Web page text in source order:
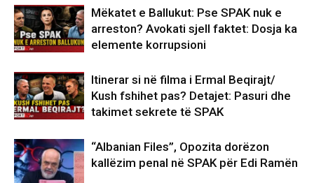
Mëkatet e Ballukut: Pse SPAK nuk e
arreston? Avokati sjell faktet: Dosja ka
elemente korrupsioni
Itinerar si në filma i Ermal Beqirajt/
Kush fshihet pas? Detajet: Pasuri dhe
takimet sekrete të SPAK
“Albanian Files”, Opozita dorëzon
kallëzim penal në SPAK për Edi Ramën